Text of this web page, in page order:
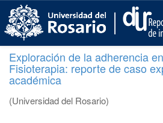
p
Exploración de la adherencia
Fisioterapia: reporte de caso
académica
(Universidad del Rosario)